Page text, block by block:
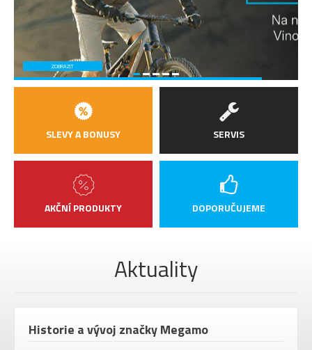
ZOBRAZIT
SLEVY A BONUSY
AKČNÍ PRODUKTY
SERVIS
DOPORUČUJEME
Aktuality
Historie a vývoj značky Megamo